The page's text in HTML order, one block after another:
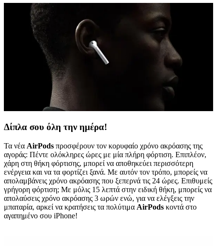
Δίπλα σου όλη την ημέρα!
Τα νέα AirPods προσφέρουν τον κορυφαίο χρόνο ακρόασης της
αγοράς: Πέντε ολόκληρες ώρες με μία πλήρη φόρτιση. Επιπλέον,
χάρη στη θήκη φόρτισης, μπορεί να αποθηκεύει περισσότερη
ενέργεια και να τα φορτίζει ξανά. Με αυτόν τον τρόπο, μπορείς να
απολαμβάνεις χρόνο ακρόασης που ξεπερνά τις 24 ώρες. Επιθυμείς
γρήγορη φόρτιση; Με μόλις 15 λεπτά στην ειδική θήκη, μπορείς να
απολαύσεις χρόνο ακρόασης 3 ωρών ενώ, για να ελέγξεις την
μπαταρία, αρκεί να κρατήσεις τα πολύτιμα AirPods κοντά στο
αγαπημένο σου iPhone!